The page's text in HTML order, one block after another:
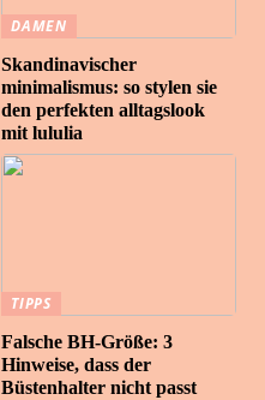
DAMEN
Skandinavischer
minimalismus: so stylen sie
den perfekten alltagslook
mit lululia
TIPPS
Falsche BH-Größe: 3
Hinweise, dass der
Büstenhalter nicht passt